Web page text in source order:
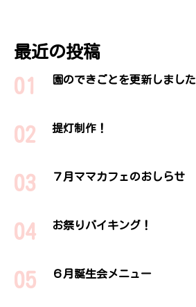
最近の投稿
園のできごとを更新しました
提灯制作！
７月ママカフェのおしらせ
お祭りバイキング！
６月誕生会メニュー